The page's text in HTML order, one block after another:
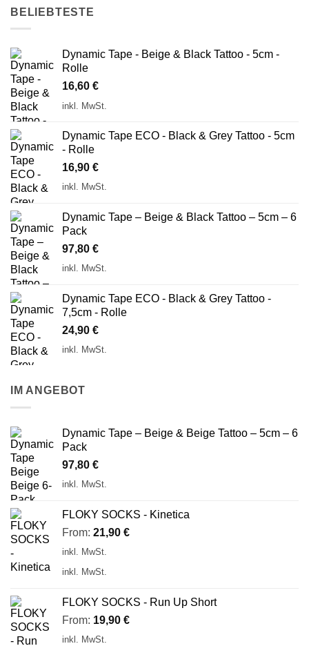
BELIEBTESTE
Dynamic Tape - Beige & Black Tattoo - 5cm -
Rolle
16,60 €
inkl. MwSt.
Dynamic Tape ECO - Black & Grey Tattoo - 5cm
- Rolle
16,90 €
inkl. MwSt.
Dynamic Tape – Beige & Black Tattoo – 5cm – 6
Pack
97,80 €
inkl. MwSt.
Dynamic Tape ECO - Black & Grey Tattoo -
7,5cm - Rolle
24,90 €
inkl. MwSt.
IM ANGEBOT
Dynamic Tape – Beige & Beige Tattoo – 5cm – 6
Pack
97,80 €
inkl. MwSt.
FLOKY SOCKS - Kinetica
From: 21,90 €
inkl. MwSt.
inkl. MwSt.
FLOKY SOCKS - Run Up Short
From: 19,90 €
inkl. MwSt.